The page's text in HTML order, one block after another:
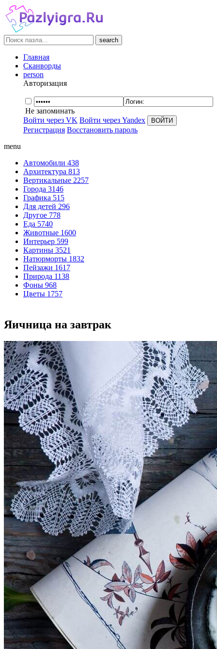
search
Главная
Сканворды
person
Авторизация
Не запоминать
Войти через VK Войти через Yandex
Регистрация Восстановить пароль
menu
Автомобили 438
Архитектура 813
Вертикальные 2257
Города 3146
Графика 515
Для детей 296
Другое 778
Еда 5740
Животные 1600
Интерьер 599
Картины 3521
Натюрморты 1832
Пейзажи 1617
Природа 1138
Фоны 968
Цветы 1757
Яичница на завтрак